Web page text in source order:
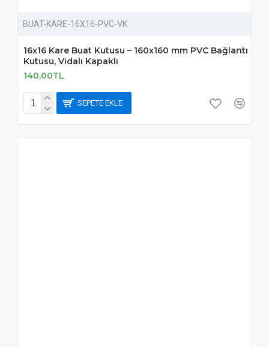
BUAT-KARE-16X16-PVC-VK
16x16 Kare Buat Kutusu – 160x160 mm PVC Bağlantı
Kutusu, Vidalı Kapaklı
140,00TL
SEPETE EKLE